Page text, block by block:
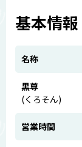
基本情報
名称
黒尊
(くろそん)
営業時間